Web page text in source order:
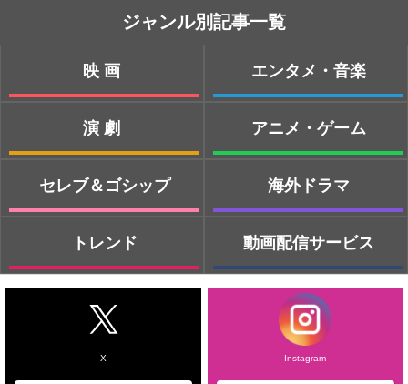
ジャンル別記事一覧
映画
演劇
セレブ＆ゴシップ
トレンド
エンタメ・音楽
アニメ・ゲーム
海外ドラマ
動画配信サービス
X Instagram